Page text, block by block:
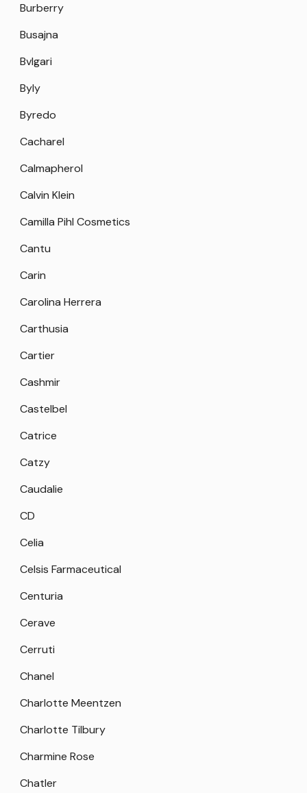
Burberry
Busajna
Bvlgari
Byly
Byredo
Cacharel
Calmapherol
Calvin Klein
Camilla Pihl Cosmetics
Cantu
Carin
Carolina Herrera
Carthusia
Cartier
Cashmir
Castelbel
Catrice
Catzy
Caudalie
CD
Celia
Celsis Farmaceutical
Centuria
Cerave
Cerruti
Chanel
Charlotte Meentzen
Charlotte Tilbury
Charmine Rose
Chatler